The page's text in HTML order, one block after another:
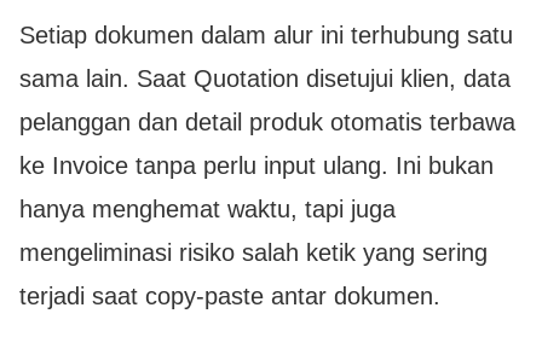
Setiap dokumen dalam alur ini terhubung satu
sama lain. Saat Quotation disetujui klien, data
pelanggan dan detail produk otomatis terbawa
ke Invoice tanpa perlu input ulang. Ini bukan
hanya menghemat waktu, tapi juga
mengeliminasi risiko salah ketik yang sering
terjadi saat copy-paste antar dokumen.